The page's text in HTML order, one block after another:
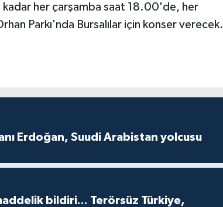
her çarşamba saat 18.00'de, her
Parkı'nda Bursalılar için konser verecek.
Erdoğan, Suudi Arabistan yolcusu
bildiri... Terörsüz Türkiye,